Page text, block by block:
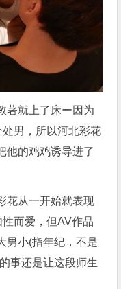
著就上了床ー因为
男，所以河北彩花
他的鸡鸡诱导进了
花从一开始就表现
而爱，但AV作品
男小(指年纪，不是
事还是让这段师生